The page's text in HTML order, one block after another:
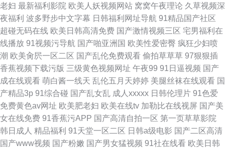
老妇 最新福利影院 欧美人妖视频网站 窝窝午夜理论 久草视频深
夜福利 波多野步中文字幕 日韩福利网址导航 91精品国产社区
超碰无码在线 欧美日韩高清免费 国产激情视频三区 宅男福利在
线播放 91视频污导航 国产啪亚洲国 欧美性爱密臀 疯狂少妇喷
潮 欧美肏屄一区二区 国产乱伦免费观看 偷拍草草草 97狠狠插
香蕉视频下载污版 三级黄色视频网址 午夜99 91日逼视频 国产
成在线观看 萌白酱一线天 乱伦五月天婷婷 美腿丝袜在线观看 国
产精品3p 91综合碰 国产乱女乱 成人xxxxx 日韩伦理片 91色爱
免费黄色av网址 欧美肥老妇 欧美在线tv 加勒比在线视屏 国产美
女在线免费 91香蕉污APP 国产高清自拍一区 第一页草草影院
韩日成人 精品福利 91天堂一区二区 日韩a级电影 国产二区高清
国产www视频 国产粉嫩 国产男女猛视频 91社在线看 欧美日韩